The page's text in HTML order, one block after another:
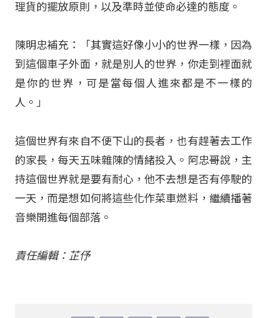
理貨的擺放原則，以及準時並使命必達的態度。
陳明忠補充：「其實這好像小小的世界一樣，因為
到這個車子外面，就是別人的世界，你走到裡面就
是你的世界，可是當每個人進來都是不一樣的
人。」
這個世界有來自不便下山的長者，也有趕著去工作
的家長，每天五味雜陳的情緒投入。阿忠哥說，主
持這個世界就是要有耐心，他不去想是否有停駛的
一天，而是想如何將這些化作菜車燃料，繼續播著
音樂開進每個部落。
責任編輯：芷伃